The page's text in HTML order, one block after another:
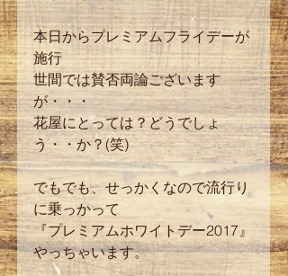
本日からプレミアムフライデーが
施行
世間では賛否両論ございます
が・・・
花屋にとっては？どうでしょ
う・・か？(笑)
でもでも、せっかくなので流行り
に乗っかって
『プレミアムホワイトデー2017』
やっちゃいます。